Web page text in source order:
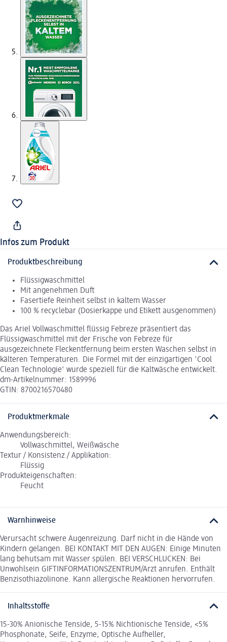
Infos zum Produkt
Produktbeschreibung
Flüssigwaschmittel
Mit angenehmen Duft
Fasertiefe Reinheit selbst in kaltem Wasser
100 % recyclebar (Dosierkappe und Etikett ausgenommen)
Das Ariel Vollwaschmittel flüssig Febreze präsentiert das
Flüssigwaschmittel mit der Frische von Febreze für
ausgezeichnete Fleckentfernung beim ersten Waschen selbst in
kälteren Temperaturen. Die Formel mit der einzigartigen 'Cool
Clean Technologie' wurde speziell für die Kaltwäsche entwickelt.
dm-Artikelnummer: 1589996
GTIN: 8700216570480
Produktmerkmale
Anwendungsbereich:
Vollwaschmittel, Weißwäsche
Textur / Konsistenz / Applikation:
Flüssig
Produkteigenschaften:
Feucht
Warnhinweise
Verursacht schwere Augenreizung. Darf nicht in die Hände von
Kindern gelangen. BEI KONTAKT MIT DEN AUGEN: Einige Minuten
lang behutsam mit Wasser spülen. BEI VERSCHLUCKEN: Bei
Unwohlsein GIFTINFORMATIONSZENTRUM/Arzt anrufen. Enthält
Benzisothiazolinone. Kann allergische Reaktionen hervorrufen.
Inhaltsstoffe
15-30% Anionische Tenside, 5-15% Nichtionische Tenside, <5%
Phosphonate, Seife, Enzyme, Optische Aufheller,